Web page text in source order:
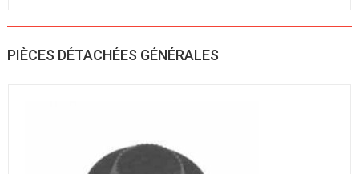
PIÈCES DÉTACHÉES GÉNÉRALES